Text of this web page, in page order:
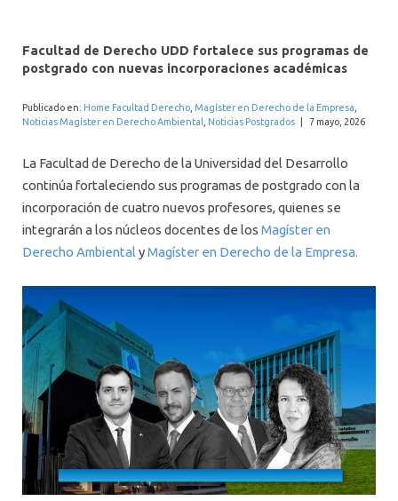
INTERNACIONAL
Facultad de Derecho UDD fortalece sus programas de
postgrado con nuevas incorporaciones académicas
Publicado en: Home Facultad Derecho Magíster en Derecho de la Empresa
Noticias Magíster en Derecho Ambiental Noticias Postgrados 7 mayo, 2026
La Facultad de Derecho de la Universidad del Desarrollo
continúa fortaleciendo sus programas de postgrado con la
incorporación de cuatro nuevos profesores, quienes se
integrarán a los núcleos docentes de los Magíster en
Derecho Ambiental yMagíster en Derecho de la Empresa.